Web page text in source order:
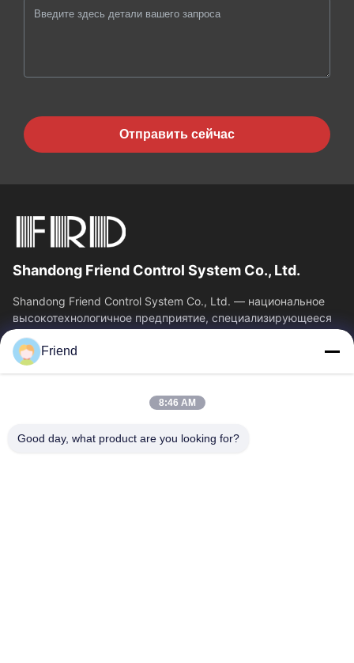
Отправить сейчас
Shandong Friend Control System Co., Ltd.
Shandong Friend Control System Co., Ltd. — национальное
высокотехнологичное предприятие, специализирующееся
на исследованиях и разработках в...
Быстрые Связи
О Компании
Наша Фабрика
Контроль Качества
Friend
8:46 AM
Good day, what product are you looking for?